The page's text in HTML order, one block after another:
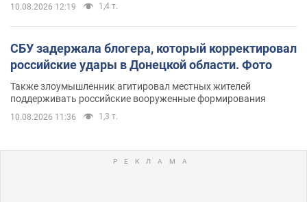
10.08.2026 12:19 1,4 т.
СБУ задержала блогера, который корректировал
российские удары в Донецкой области. Фото
Также злоумышленник агитировал местных жителей
поддерживать российские вооруженные формирования
10.08.2026 11:36 1,3 т.